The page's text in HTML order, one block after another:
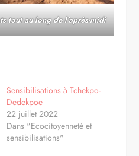
tout au long de l’après-midi
Sensibilisations à Tchekpo-
Dedekpoe
22 juillet 2022
Dans "Ecocitoyenneté et
sensibilisations"